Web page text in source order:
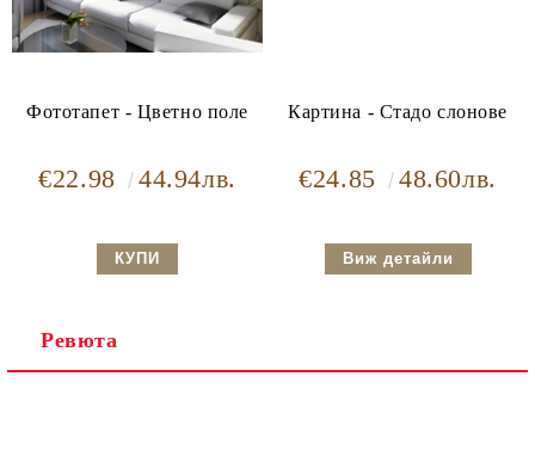
Фототапет - Цветно поле
€22.98 44.94лв.
Картина - Стадо слонове
€24.85 48.60лв.
Виж детайли
Ревюта